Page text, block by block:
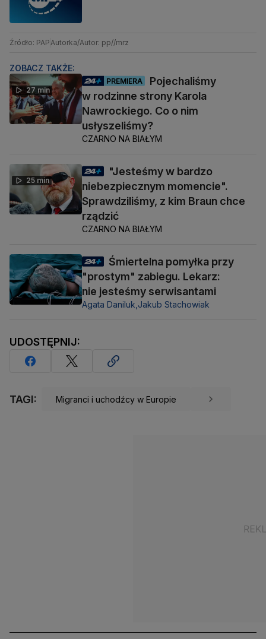
Źródło: PAPAutorka/Autor: pp//mrz
ZOBACZ TAKŻE:
27 min
PREMIERA
Pojechaliśmy
w rodzinne strony Karola
Nawrockiego. Co o nim
usłyszeliśmy?
CZARNO NA BIAŁYM
25 min
"Jesteśmy w bardzo
niebezpiecznym momencie".
Sprawdziliśmy, z kim Braun chce
rządzić
CZARNO NA BIAŁYM
Śmiertelna pomyłka przy
"prostym" zabiegu. Lekarz:
nie jesteśmy serwisantami
Agata Daniluk,Jakub Stachowiak
UDOSTĘPNIJ:
TAGI: Migranci i uchodźcy w Europie